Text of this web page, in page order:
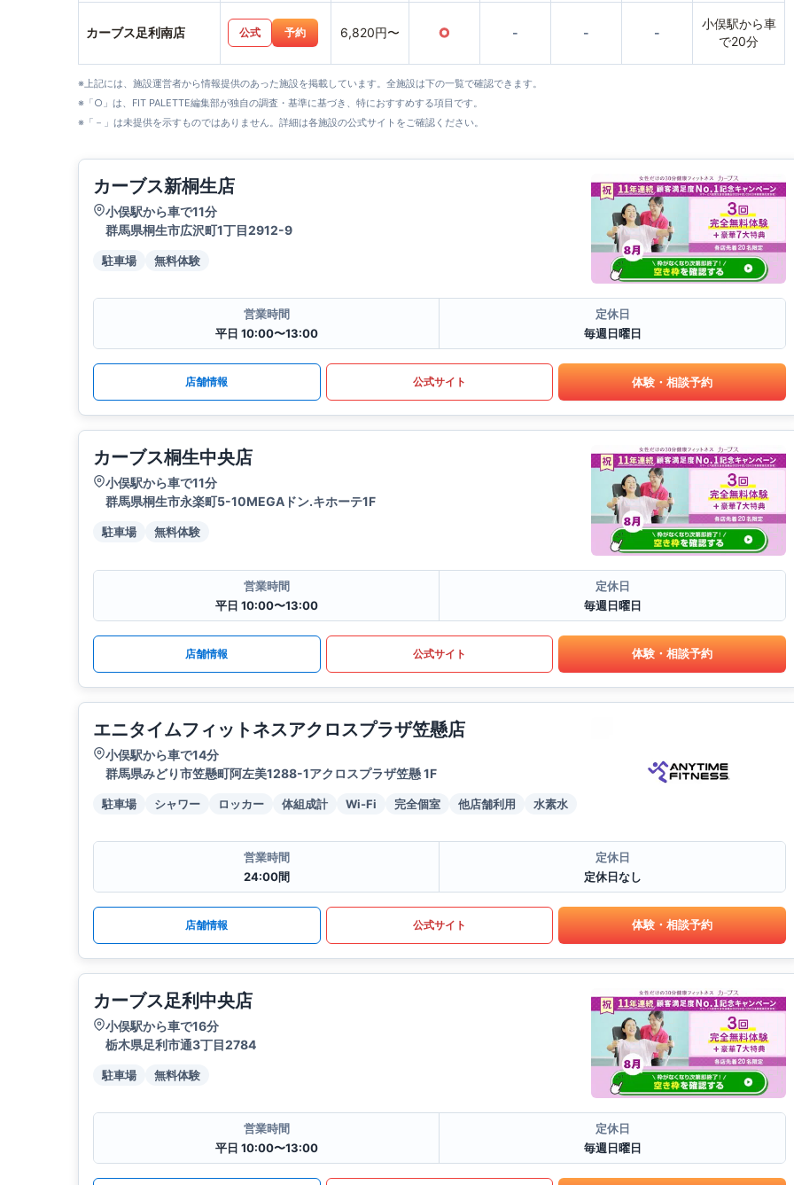
カーブス足利南店 公式 予約 6,820円〜 ○ - - -
小俣駅から車
で20分
※上記には、施設運営者から情報提供のあった施設を掲載しています。全施設は下の一覧で確認できます。
※「○」は、FIT PALETTE編集部が独自の調査・基準に基づき、特におすすめする項目です。
※「－」は未提供を示すものではありません。詳細は各施設の公式サイトをご確認ください。
カーブス新桐生店
小俣駅から車で11分
群馬県桐生市広沢町1丁目2912-9
駐車場 無料体験
営業時間
平日 10:00〜13:00
定休日
毎週日曜日
店舗情報 公式サイト 体験・相談予約
カーブス桐生中央店
小俣駅から車で11分
群馬県桐生市永楽町5-10MEGAドン.キホーテ1F
駐車場 無料体験
営業時間
平日 10:00〜13:00
定休日
毎週日曜日
店舗情報 公式サイト 体験・相談予約
エニタイムフィットネスアクロスプラザ笠懸店
小俣駅から車で14分
群馬県みどり市笠懸町阿左美1288-1アクロスプラザ笠懸 1F
駐車場 シャワー ロッカー 体組成計 Wi-Fi 完全個室 他店舗利用 水素水
営業時間
24:00間
定休日
定休日なし
店舗情報 公式サイト 体験・相談予約
カーブス足利中央店
小俣駅から車で16分
栃木県足利市通3丁目2784
駐車場 無料体験
営業時間
平日 10:00〜13:00
定休日
毎週日曜日